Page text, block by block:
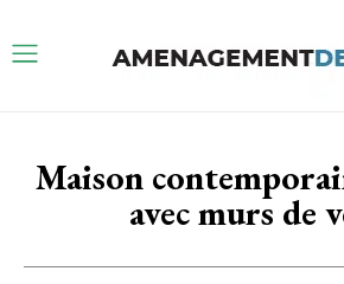
Maison
avec murs de